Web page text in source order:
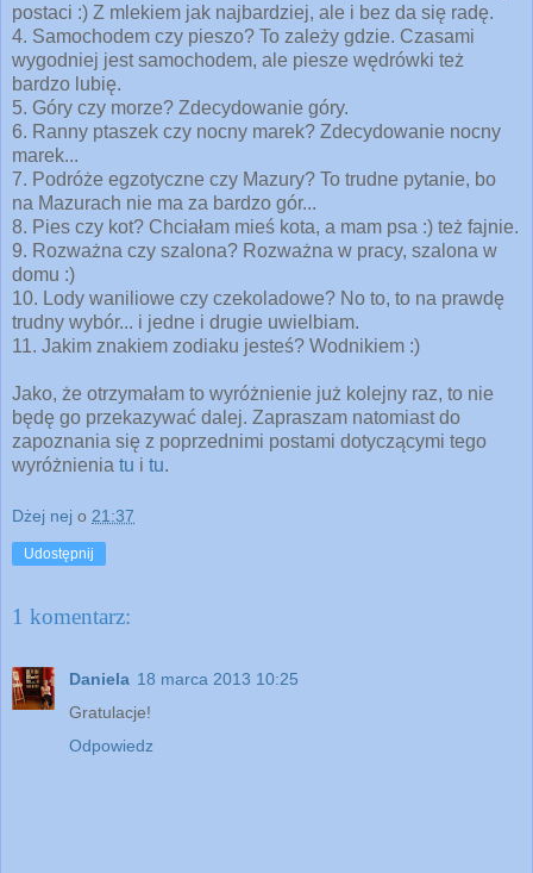
postaci :) Z mlekiem jak najbardziej, ale i bez da się radę.
4. Samochodem czy pieszo? To zależy gdzie. Czasami
wygodniej jest samochodem, ale piesze wędrówki też
bardzo lubię.
5. Góry czy morze? Zdecydowanie góry.
6. Ranny ptaszek czy nocny marek? Zdecydowanie nocny
marek...
7. Podróże egzotyczne czy Mazury? To trudne pytanie, bo
na Mazurach nie ma za bardzo gór...
8. Pies czy kot? Chciałam mieś kota, a mam psa :) też fajnie.
9. Rozważna czy szalona? Rozważna w pracy, szalona w
domu :)
10. Lody waniliowe czy czekoladowe? No to, to na prawdę
trudny wybór... i jedne i drugie uwielbiam.
11. Jakim znakiem zodiaku jesteś? Wodnikiem :)
Jako, że otrzymałam to wyróżnienie już kolejny raz, to nie
będę go przekazywać dalej. Zapraszam natomiast do
zapoznania się z poprzednimi postami dotyczącymi tego
wyróżnienia tu i tu.
Dżej nej o 21:37
Udostępnij
1 komentarz:
Daniela 18 marca 2013 10:25
Gratulacje!
Odpowiedz